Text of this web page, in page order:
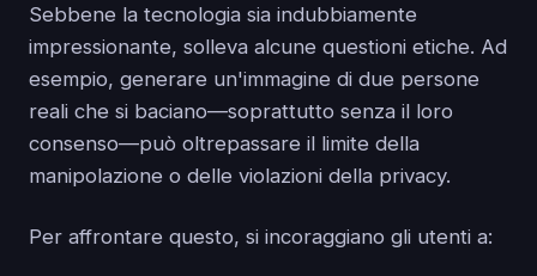
Sebbene la tecnologia sia indubbiamente
impressionante, solleva alcune questioni etiche. Ad
esempio, generare un'immagine di due persone
reali che si baciano—soprattutto senza il loro
consenso—può oltrepassare il limite della
manipolazione o delle violazioni della privacy.
Per affrontare questo, si incoraggiano gli utenti a: